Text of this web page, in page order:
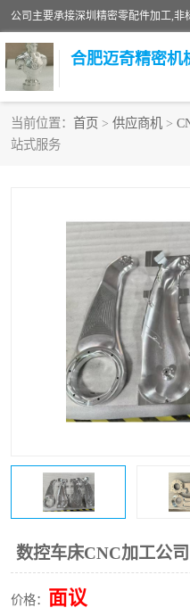
合肥迈奇精密机
当前位置： 首页 > 供应商机 >
站式服务
数控车床CNC加工公
价格： 面议
铣床加工
零部件机加工
CNC加工
不锈钢加工